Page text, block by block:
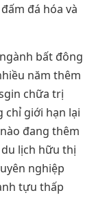
đá hóa và
bất đông
năm thêm
chữa trị
chỉ giới hạn lại
đang thêm
lịch hữu thị
nghiệp
tựu thấp